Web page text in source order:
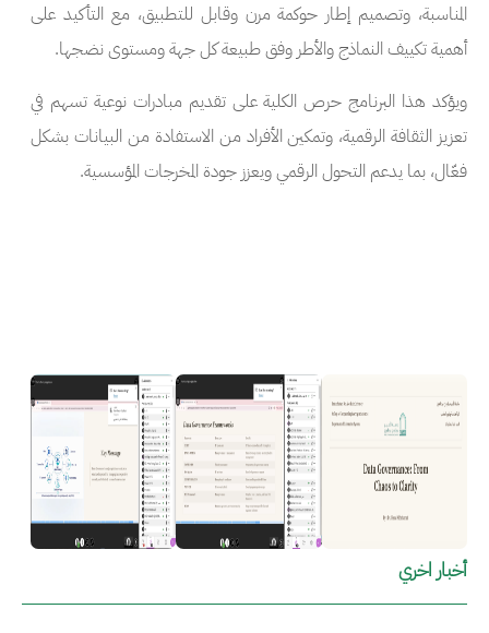
المناسبة، وتصميم إطار حوكمة مرن وقابل للتطبيق، مع التأكيد على
أهمية تكييف النماذج والأطر وفق طبيعة كل جهة ومستوى نضجها.
ويؤكد هذا البرنامج حرص الكلية على تقديم مبادرات نوعية تسهم في
تعزيز الثقافة الرقمية، وتمكين الأفراد من الاستفادة من البيانات بشكل
فعّال، بما يدعم التحول الرقمي ويعزز جودة المخرجات المؤسسية.
الصورة الصورة
أخبار اخري